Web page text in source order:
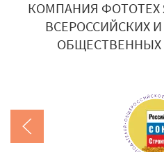
КОМПАНИЯ ФОТОТЕХ
ВСЕРОССИЙСКИХ
ОБЩЕСТВЕННЫХ